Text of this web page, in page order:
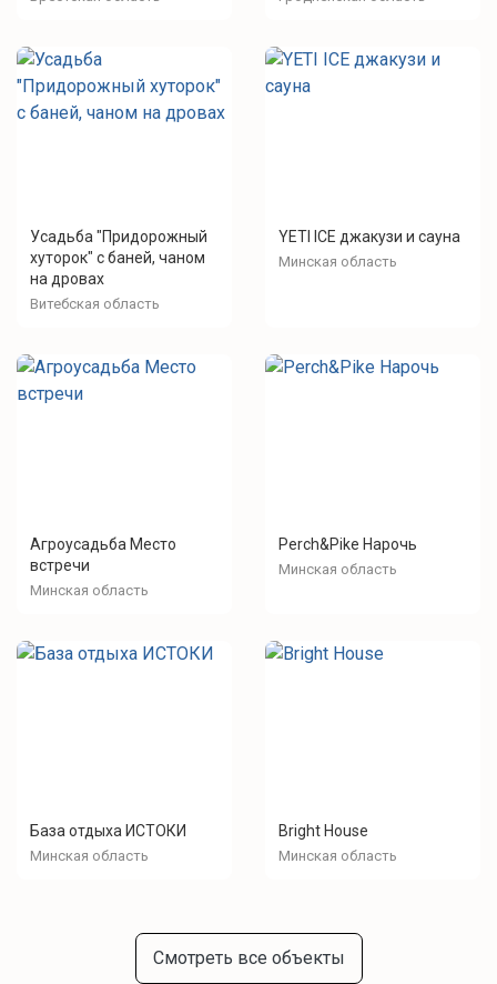
Усадьба "Придорожный
хуторок" с баней, чаном
на дровах
Витебская область
YETI ICE джакузи и сауна
Минская область
Агроусадьба Место
встречи
Минская область
Perch&Pike Нарочь
Минская область
База отдыха ИСТОКИ
Минская область
Bright House
Минская область
Смотреть все объекты